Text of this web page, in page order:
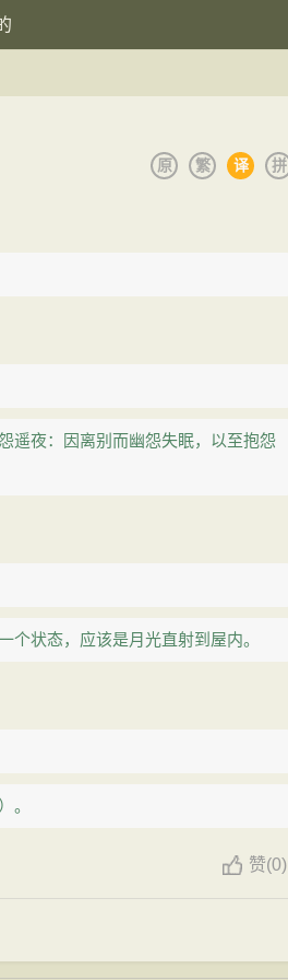
拼
译
繁
原
遥夜：因离别而幽怨失眠，以至抱怨
状态，应该是月光直射到屋内。
。
赞(0)